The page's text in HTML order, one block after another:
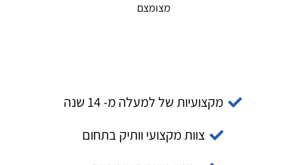
מצומצם
מקצועיות של למעלה מ- 14 שנה
צוות מקצועי וותיק בתחום